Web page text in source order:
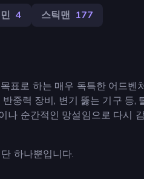
4 스틱맨 177
표로 하는 매우 독특한 어드벤
중력 장비, 변기 뚫는 기구 등,
나 순간적인 망설임으로 다시
하나뿐입니다.